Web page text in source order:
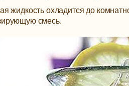
жидкость охладится до
смесь.